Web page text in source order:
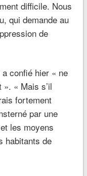
difficile. Nous
qui demande au
de
confié hier « ne
». « Mais s’il
fortement
par une
les moyens
habitants de